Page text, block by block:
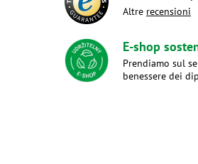
Altre recensioni
E-shop
Prendiamo sul
benessere dei